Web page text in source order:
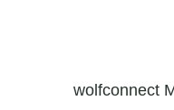
wolfconnect